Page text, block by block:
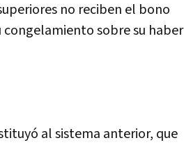
no reciben el bono
sobre su haber
al sistema anterior, que